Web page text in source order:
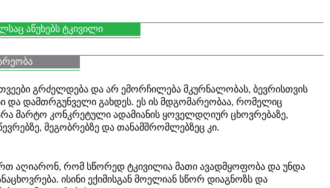
აწუხებს ტკივილი
გრძელდება და არ ემორჩილება მკურნალობას, ბევრისთვის
და დამთრგუნველი გახდეს. ეს ის მდგომარეობაა, რომელიც
მარტო კონკრეტული ადამიანის ყოველდღიურ ცხოვრებაზე,
მეგობრებზე და თანამშრომლებზეც კი.
აღიარონ, რომ სწორედ ტკივილია მათი ავადმყოფობა და უნდა
ისინი ექიმისგან მოელიან სწორ დიაგნოზს და